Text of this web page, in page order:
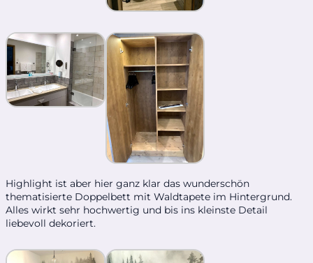
Highlight ist aber hier ganz klar das wunderschön
thematisierte Doppelbett mit Waldtapete im Hintergrund.
Alles wirkt sehr hochwertig und bis ins kleinste Detail
liebevoll dekoriert.